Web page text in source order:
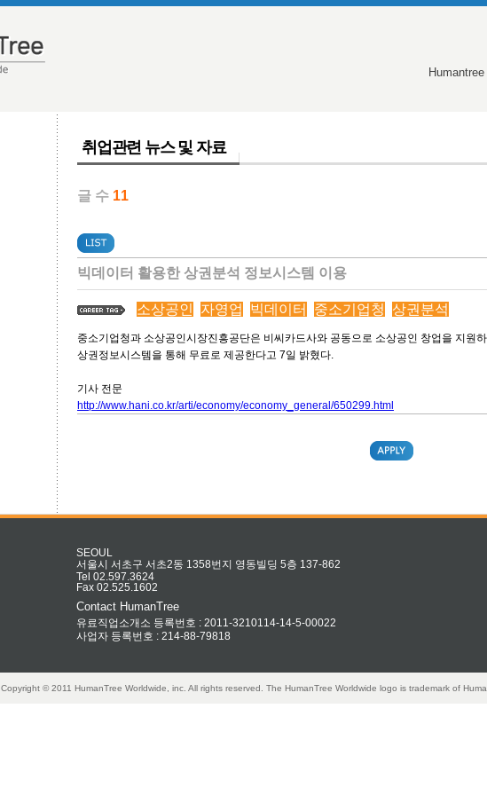
Humantree
취업관련 뉴스 및 자료
글 수 11
빅데이터 활용한 상권분석 정보시스템 이용
소상공인 자영업 빅데이터 중소기업청 상권분석
중소기업청과 소상공인시장진흥공단은 비씨카드사와 공동으로 소상공인 창업을 지원하
상권정보시스템을 통해 무료로 제공한다고 7일 밝혔다.
기사 전문
http://www.hani.co.kr/arti/economy/economy_general/650299.html
SEOUL
서울시 서초구 서초2동 1358번지 영동빌딩 5층 137-862
Tel 02.597.3624
Fax 02.525.1602
Contact HumanTree
유료직업소개소 등록번호 : 2011-3210114-14-5-00022
사업자 등록번호 : 214-88-79818
Copyright © 2011 HumanTree Worldwide, inc. All rights reserved. The HumanTree Worldwide logo is trademark of